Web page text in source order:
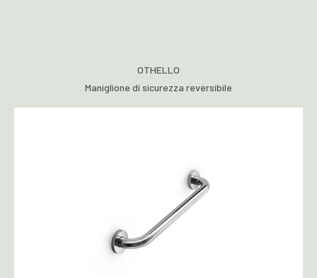
OTHELLO
Maniglione di sicurezza reversibile